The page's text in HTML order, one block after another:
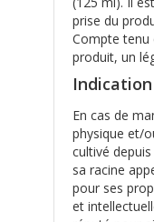
prise du
Compte tenu
produit, un
Indication
En cas de
physique et/
cultivé
sa racine
pour ses
et